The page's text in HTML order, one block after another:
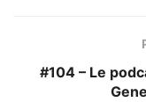
#104 – Le